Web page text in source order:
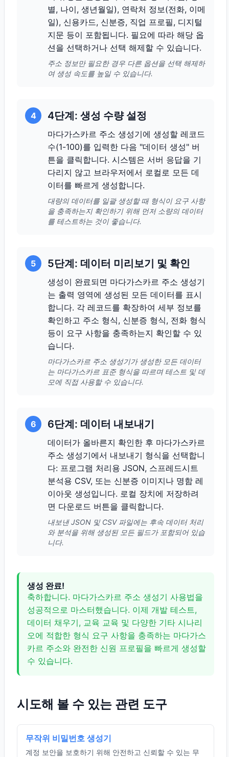
별, 나이, 생년월일), 연락처 정보(전화, 이메
일), 신용카드, 신분증, 직업 프로필, 디지털
지문 등이 포함됩니다. 필요에 따라 해당 옵
션을 선택하거나 선택 해제할 수 있습니다.
주소 정보만 필요한 경우 다른 옵션을 선택 해제하
여 생성 속도를 높일 수 있습니다.
4 4단계: 생성 수량 설정
마다가스카르 주소 생성기에 생성할 레코드
수(1-100)를 입력한 다음 "데이터 생성" 버
튼을 클릭합니다. 시스템은 서버 응답을 기
다리지 않고 브라우저에서 로컬로 모든 데
이터를 빠르게 생성합니다.
대량의 데이터를 일괄 생성할 때 형식이 요구 사항
을 충족하는지 확인하기 위해 먼저 소량의 데이터
를 테스트하는 것이 좋습니다.
5 5단계: 데이터 미리보기 및 확인
생성이 완료되면 마다가스카르 주소 생성기
는 출력 영역에 생성된 모든 데이터를 표시
합니다. 각 레코드를 확장하여 세부 정보를
확인하고 주소 형식, 신분증 형식, 전화 형식
등이 요구 사항을 충족하는지 확인할 수 있
습니다.
마다가스카르 주소 생성기가 생성한 모든 데이터
는 마다가스카르 표준 형식을 따르며 테스트 및 데
모에 직접 사용할 수 있습니다.
6 6단계: 데이터 내보내기
데이터가 올바른지 확인한 후 마다가스카르
주소 생성기에서 내보내기 형식을 선택합니
다: 프로그램 처리용 JSON, 스프레드시트
분석용 CSV, 또는 신분증 이미지나 명함 레
이아웃 생성입니다. 로컬 장치에 저장하려
면 다운로드 버튼을 클릭합니다.
내보낸 JSON 및 CSV 파일에는 후속 데이터 처리
와 분석을 위해 생성된 모든 필드가 포함되어 있습
니다.
생성 완료!
축하합니다. 마다가스카르 주소 생성기 사용법을
성공적으로 마스터했습니다. 이제 개발 테스트,
데이터 채우기, 교육 교육 및 다양한 기타 시나리
오에 적합한 형식 요구 사항을 충족하는 마다가스
카르 주소와 완전한 신원 프로필을 빠르게 생성할
수 있습니다.
시도해 볼 수 있는 관련 도구
무작위 비밀번호 생성기
계정 보안을 보호하기 위해 안전하고 신뢰할 수 있는 무